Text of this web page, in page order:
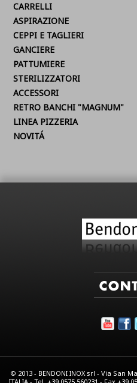
CARRELLI
ASPIRAZIONE
CEPPI E TAGLIERI
GANCIERE
PATTUMIERE
STERILIZZATORI
ACCESSORI
RETRO BANCHI "MAGNUM"
LINEA PIZZERIA
NOVITÁ
© 2013 - BENDONI INOX srl - Via San